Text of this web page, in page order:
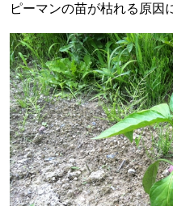
ピーマンの苗が枯れる原因